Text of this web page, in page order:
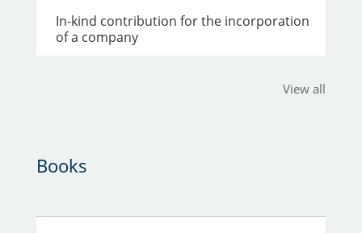
In-kind contribution for the incorporation
of a company
View all
Books